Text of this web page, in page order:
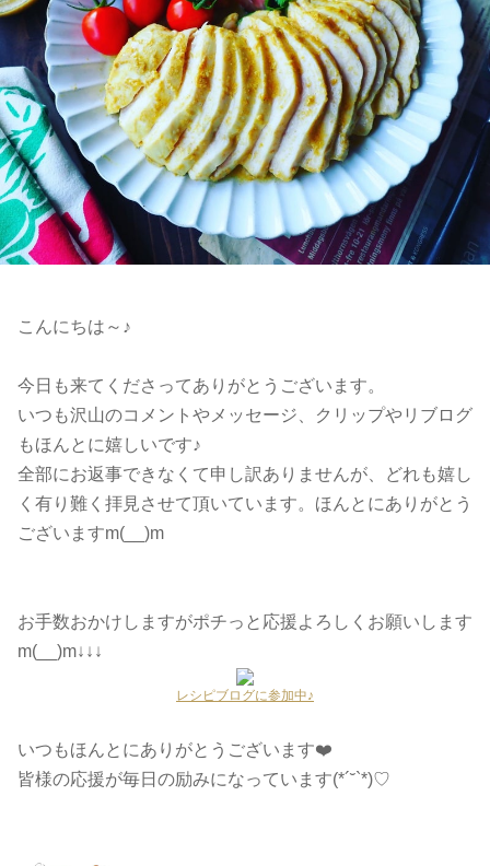
こんにちは～♪
今日も来てくださってありがとうございます。
いつも沢山のコメントやメッセージ、クリップやリブログ
もほんとに嬉しいです♪
全部にお返事できなくて申し訳ありませんが、どれも嬉し
く有り難く拝見させて頂いています。ほんとにありがとう
ございますm(__)m
お手数おかけしますがポチっと応援よろしくお願いします
m(__)m↓↓↓
レシピブログに参加中♪
いつもほんとにありがとうございます❤️
皆様の応援が毎日の励みになっています(*´˘`*)♡